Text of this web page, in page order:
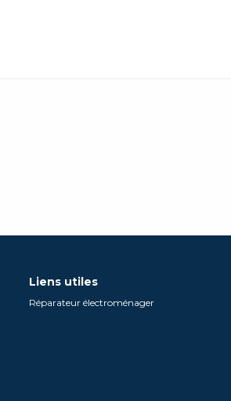
Liens utiles
Réparateur électroménager